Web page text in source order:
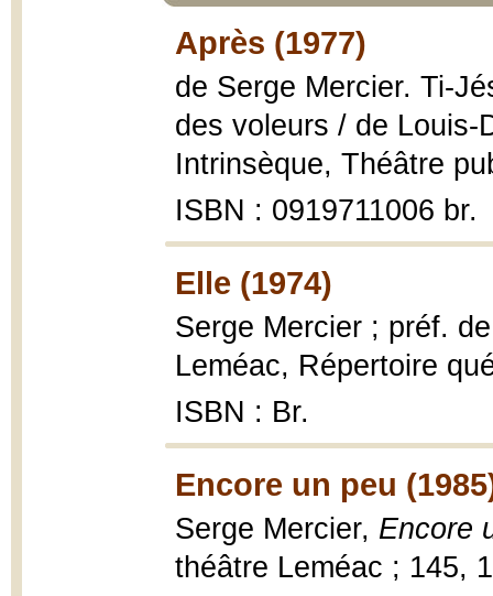
Après (1977)
de Serge Mercier. Ti-
des voleurs / de
Intrinsèque, Théâtre
ISBN : 0919711006 br.
Elle (1974)
Serge Mercier ; préf.
Leméac, Répertoire
ISBN : Br.
Encore un peu
Serge Mercier, Encore
théâtre Leméac ; 145,